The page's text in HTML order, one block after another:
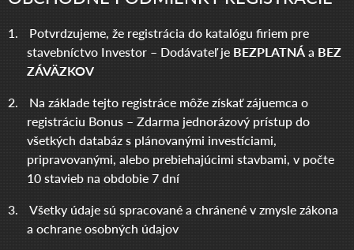
1.
Potvrdzujeme, že registrácia do katalógu firiem pre
stavebníctvo Investor – Dodávateľ je BEZPLATNÁa BEZ
ZÁVÄZKOV
2.
Na základe tejto registráce môže získať zájuemca o
registráciu Bonus – Zdarma jednorázový prístup do
všetkých databáz s plánovanými investíciami,
pripravovanými, alebo prebiehajúcimi stavbami, v počte
10 stavieb na obdobie 7 dní
3.
Všetky údaje sú spracované a chránené v zmysle zákona
a ochrane osobných údajov